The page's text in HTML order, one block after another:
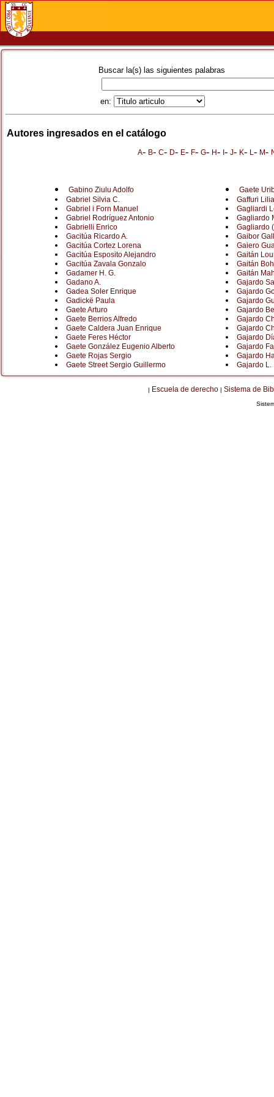
Buscar la(s) las siguientes palabras
en:
Autores ingresados en el catálogo
A- B- C- D- E- F- G- H- - J- K- L- M-
Gabino Ziulu Adolfo
Gabriel Silvia C.
Gabriel i Forn Manuel
Gabriel Rodríguez Antonio
Gabrielli Enrico
Gacitúa Ricardo A.
Gacitúa Cortez Lorena
Gacitúa Esposito Alejandro
Gacitúa Zavala Gonzalo
Gadamer H. G.
Gadano A.
Gadea Soler Enrique
Gadickë Paula
Gaete Arturo
Gaete Berrios Alfredo
Gaete Caldera Juan Enrique
Gaete Feres Héctor
Gaete González Eugenio Alberto
Gaete Rojas Sergio
Gaete Street Sergio Guillermo
Gaete
Gaffuri
Gagliardi
Gagliardo
Gagliardo
Gaibor
Gaiero
Gaitán
Gaitán
Gaitán
Gajardo
Gajardo
Gajardo
Gajardo
Gajardo
Gajardo
Gajardo
Gajardo
Gajardo
Gajardo L.
| Escuela de derecho | Sistema de